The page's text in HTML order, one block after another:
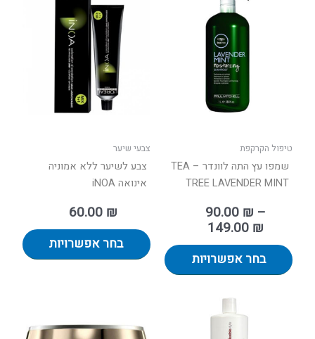
טיפול הקרקפת
שמפו עץ התה לוונדר – TEA
TREE LAVENDER MINT
90.00 ₪ –
149.00 ₪
בחר אפשרויות
בעמוד
המוצר
צבעי שיער
צבע לשיער ללא אמוניה
אינואה iNOA
60.00 ₪
בחר אפשרויות